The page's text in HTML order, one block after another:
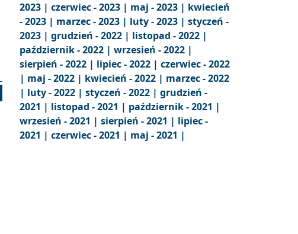
2023 | czerwiec - 2023 | maj - 2023 | kwiecień
- 2023 | marzec - 2023 | luty - 2023 | styczeń -
2023 | grudzień - 2022 | listopad - 2022 |
październik - 2022 | wrzesień - 2022 |
sierpień - 2022 | lipiec - 2022 | czerwiec - 2022
| maj - 2022 | kwiecień - 2022 | marzec - 2022
| luty - 2022 | styczeń - 2022 | grudzień -
2021 | listopad - 2021 | październik - 2021 |
wrzesień - 2021 | sierpień - 2021 | lipiec -
2021 | czerwiec - 2021 | maj - 2021 |